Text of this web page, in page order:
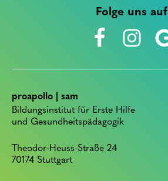
Folge uns auf
proapollo | sam
Bildungsinstitut für Erste Hilfe
und Gesundheitspädagogik
Theodor-Heuss-Straße 24
70174 Stuttgart